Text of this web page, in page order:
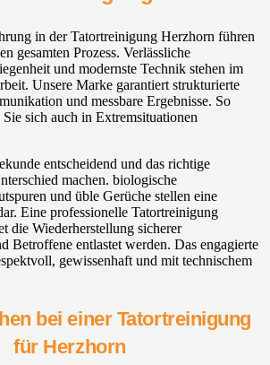
in der Tatortreinigung Herzhorn führen
gesamten Prozess. Verlässliche
und modernste Technik stehen im
Unsere Marke garantiert strukturierte
und messbare Ergebnisse. So
sich auch in Extremsituationen
entscheidend und das richtige
machen. biologische
und üble Gerüche stellen eine
Eine professionelle Tatortreinigung
die Wiederherstellung sicherer
Betroffene entlastet werden. Das engagierte
gewissenhaft und mit technischem
bei einer Tatortreinigung
für Herzhorn